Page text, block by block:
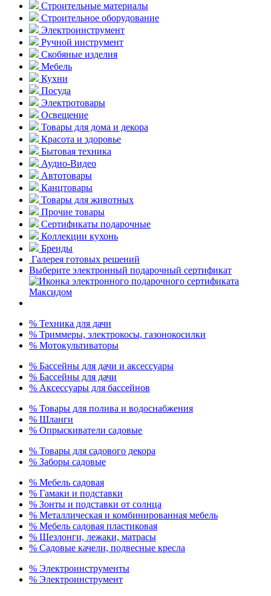
Строительные материалы
Строительное оборудование
Электроинструмент
Ручной инструмент
Скобяные изделия
Мебель
Кухни
Посуда
Электротовары
Освещение
Товары для дома и декора
Красота и здоровье
Бытовая техника
Аудио-Видео
Автотовары
Канцтовары
Товары для животных
Прочие товары
Сертификаты подарочные
Коллекции кухонь
Бренды
Галерея готовых решений
Выберите электронный подарочный сертификат
% Техника для дачи
% Триммеры, электрокосы, газонокосилки
% Мотокультиваторы
% Бассейны для дачи и аксессуары
% Бассейны для дачи
% Аксессуары для бассейнов
% Товары для полива и водоснабжения
% Шланги
% Опрыскиватели садовые
% Товары для садового декора
% Заборы садовые
% Мебель садовая
% Гамаки и подставки
% Зонты и подставки от солнца
% Металлическая и комбинированная мебель
% Мебель садовая пластиковая
% Шезлонги, лежаки, матрасы
% Садовые качели, подвесные кресла
% Электроинструменты
% Электроинструмент